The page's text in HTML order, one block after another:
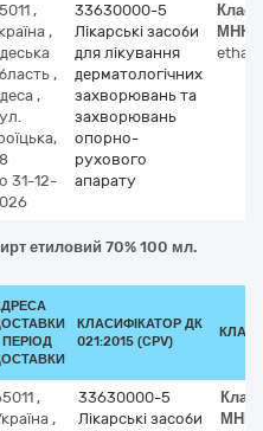
,
,
,
,
31-12-
33630000-5
Лікарські засоби
для лікування
дерматологічних
захворювань та
захворювань
опорно-
рухового
апарату
МНН
етиловий 70% 100 мл.
КЛАСИФІКАТОР ДК
021:2015 (CPV)
,
,
33630000-5
Лікарські засоби
МНН